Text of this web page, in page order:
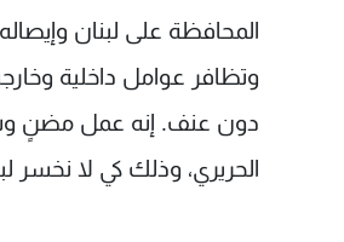
المحافظة على لبنان
وتظافر عوامل داخلية
دون عنف. إنه عمل مضنٍ وشاق
الحريري، وذلك كي لا نخسر